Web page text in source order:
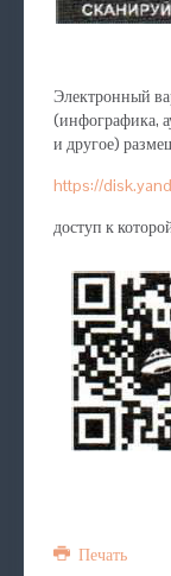
Электронный
(инфографика,
и другое)
https://
доступ к
Печать